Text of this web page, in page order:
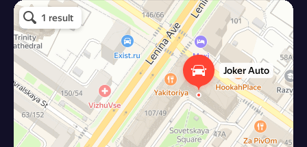
Джокер авто
Займ под залог авто в Подольске
Микрофинансовая организация в Подольске